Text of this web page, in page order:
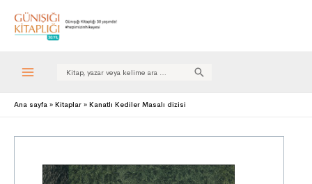
Search
Ana sayfa Kitaplar Kanatlı Kediler Masalı dizisi